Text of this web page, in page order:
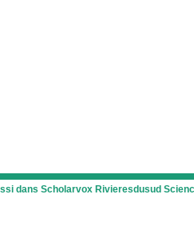
dans Scholarvox Rivieresdusud